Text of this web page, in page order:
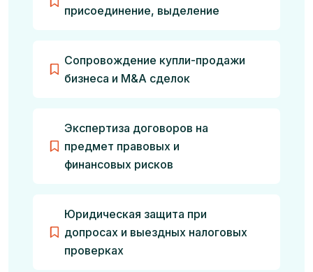
присоединение, выделение
Сопровождение купли-продажи
бизнеса и M&A сделок
Экспертиза договоров на
предмет правовых и
финансовых рисков
Юридическая защита при
допросах и выездных налоговых
проверках